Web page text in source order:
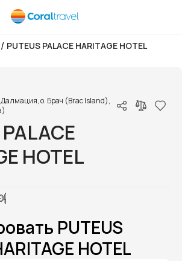
/ PUTEUS PALACE HARITAGE HOTEL
о. Брач (Brac Island),
HOTEL
PUTEUS
HOTEL